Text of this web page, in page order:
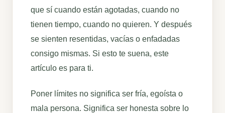
que sí cuando están agotadas, cuando no
tienen tiempo, cuando no quieren. Y después
se sienten resentidas, vacías o enfadadas
consigo mismas. Si esto te suena, este
artículo es para ti.
Poner límites no significa ser fría, egoísta o
mala persona. Significa ser honesta sobre lo